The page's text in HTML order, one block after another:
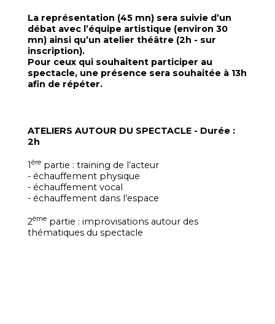
La représentation (45 mn) sera suivie d’un
débat avec l’équipe artistique (environ 30
mn) ainsi qu’un atelier théâtre (2h - sur
inscription).
Pour ceux qui souhaitent participer au
spectacle, une présence sera souhaitée à 13h
afin de répéter.
ATELIERS AUTOUR DU SPECTACLE - Durée :
2h
1èrepartie : training de l’acteur
- échauffement physique
- échauffement vocal
- échauffement dans l’espace
2èmepartie : improvisations autour des
thématiques du spectacle